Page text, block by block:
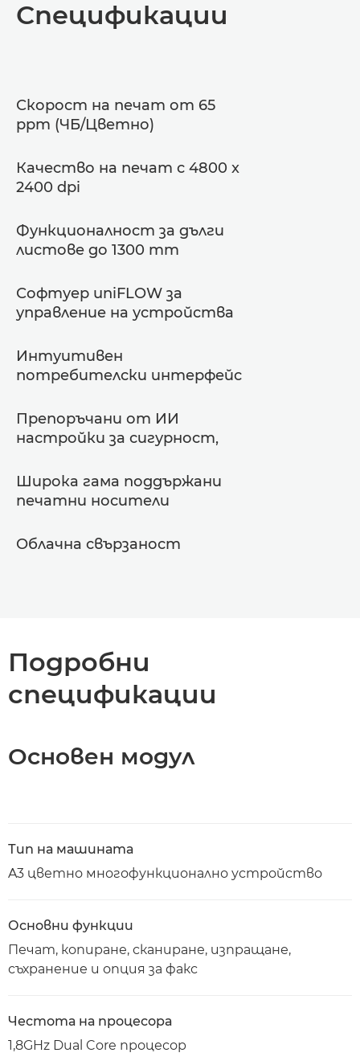
Спецификации
Изтегляне на PDF
Спецификации
Скорост на печат от 65
ppm (ЧБ/Цветно)
Качество на печат с 4800 x
2400 dpi
Функционалност за дълги
листове до 1300 mm
Софтуер uniFLOW за
управление на устройства
Интуитивен
потребителски интерфейс
Препоръчани от ИИ
настройки за сигурност,
Широка гама поддържани
печатни носители
Облачна свързаност
Подробни
спецификации
Основен модул
Тип на машината
A3 цветно многофункционално устройство
Основни функции
Печат, копиране, сканиране, изпращане,
съхранение и опция за факс
Честота на процесора
1,8GHz Dual Core процесор